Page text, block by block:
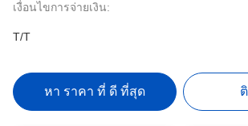
เงื่อนไขการจ่ายเงิน:
T/T
หา ราคา ที่ ดี ที่สุด